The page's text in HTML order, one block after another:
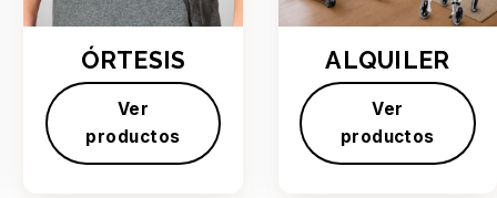
ÓRTESIS
Ver
productos
ALQUILER
Ver
productos